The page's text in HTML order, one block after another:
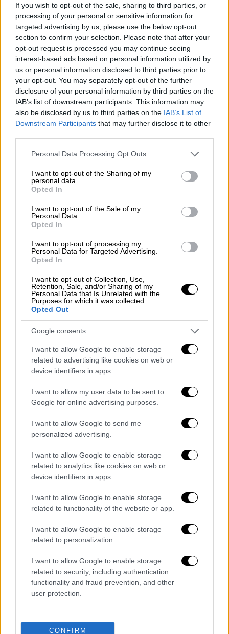
If you wish to opt-out of the sale, sharing to third parties, or
processing of your personal or sensitive information for
targeted advertising by us, please use the below opt-out
section to confirm your selection. Please note that after your
opt-out request is processed you may continue seeing
interest-based ads based on personal information utilized by
us or personal information disclosed to third parties prior to
your opt-out. You may separately opt-out of the further
disclosure of your personal information by third parties on the
IAB’s list of downstream participants. This information may
also be disclosed by us to third parties on the IAB’s List of
Downstream Participants that may further disclose it to other
Please note that this website/app uses one or more Google
not limited to your visit or usage behaviour. You may click to
grant or deny consent to Google and its third-party tags to
use your data for below specified purposes in below Google
consent section.
Personal Data Processing Opt Outs
I want to opt-out of the Sharing of my
personal data.
Opted In
I want to opt-out of the Sale of my
Personal Data.
Opted In
I want to opt-out of processing my
Personal Data for Targeted Advertising.
Opted In
I want to opt-out of Collection, Use,
Retention, Sale, and/or Sharing of my
Personal Data that Is Unrelated with the
Purposes for which it was collected.
Opted Out
Google consents
I want to allow Google to enable storage
related to advertising like cookies on web or
device identifiers in apps.
I want to allow my user data to be sent to
Google for online advertising purposes.
I want to allow Google to send me
personalized advertising.
I want to allow Google to enable storage
related to analytics like cookies on web or
device identifiers in apps.
I want to allow Google to enable storage
related to functionality of the website or app.
I want to allow Google to enable storage
related to personalization.
I want to allow Google to enable storage
related to security, including authentication
functionality and fraud prevention, and other
user protection.
CONFIRM
Απόψεις|15.03.2022 09:57
Ένας άδικος πόλεμος και οι συνέπειές
Πρόκειται για ένα γεγονός κοσμοϊστορικής
σημασίας με προεκτάσεις και αντίκτυπο θα
νιώθουμε για δεκαετίες στο μέλλον
POPULAR VIDEOS
Κεντρικό...| 06.08.2026 20:05
Κεντρικό δελτίο ειδήσεων 06/08/2026
Κεντρικό...|05.08.2026 19:49
Κεντρικό δελτίο ειδήσεων 05/08/2026
Ώρα Ελλάδος...|06.08.2026 08:20
Όλες οι τελευταίες εξελίξεις στις
ελληνοτουρκικές σχέσεις
Ώρα Ελλάδος...|06.08.2026 10:06
Ώρα Ελλάδος 06/08/2026